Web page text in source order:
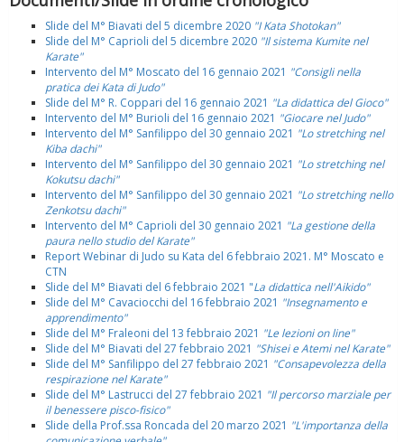
Slide del M° Biavati del 5 dicembre 2020 "I Kata Shotokan"
Slide del M° Caprioli del 5 dicembre 2020 "Il sistema Kumite nel
Karate"
Intervento del M° Moscato del 16 gennaio 2021 "Consigli nella
pratica dei Kata di Judo"
Slide del M° R. Coppari del 16 gennaio 2021 "La didattica del Gioco"
Intervento del M° Burioli del 16 gennaio 2021 "Giocare nel Judo"
Intervento del M° Sanfilippo del 30 gennaio 2021 "Lo stretching nel
Kiba dachi"
Intervento del M° Sanfilippo del 30 gennaio 2021 "Lo stretching nel
Kokutsu dachi"
Intervento del M° Sanfilippo del 30 gennaio 2021 "Lo stretching nello
Zenkotsu dachi"
Intervento del M° Caprioli del 30 gennaio 2021 "La gestione della
paura nello studio del Karate"
Report Webinar di Judo su Kata del 6 febbraio 2021. M° Moscato e
CTN
Slide del M° Biavati del 6 febbraio 2021 "La didattica nell'Aikido"
Slide del M° Cavaciocchi del 16 febbraio 2021 "Insegnamento e
apprendimento"
Slide del M° Fraleoni del 13 febbraio 2021 "Le lezioni on line"
Slide del M° Biavati del 27 febbraio 2021 "Shisei e Atemi nel Karate"
Slide del M° Sanfilippo del 27 febbraio 2021 "Consapevolezza della
respirazione nel Karate"
Slide del M° Lastrucci del 27 febbraio 2021 "Il percorso marziale per
il benessere pisco-fisico"
Slide della Prof.ssa Roncada del 20 marzo 2021 "L'importanza della